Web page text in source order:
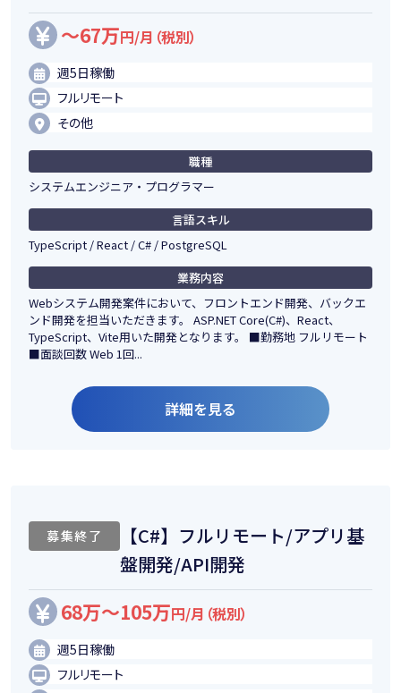
～67万円/月（税別）
週5日稼働
フルリモート
その他
職種
システムエンジニア・プログラマー
言語スキル
TypeScript / React / C# / PostgreSQL
業務内容
Webシステム開発案件において、フロントエンド開発、バックエ
ンド開発を担当いただきます。 ASP.NET Core(C#)、React、
TypeScript、Vite用いた開発となります。 ■勤務地 フルリモート
■面談回数 Web 1回...
詳細を見る
募集終了
【C#】フルリモート/アプリ基
盤開発/API開発
68万～105万円/月（税別）
週5日稼働
フルリモート